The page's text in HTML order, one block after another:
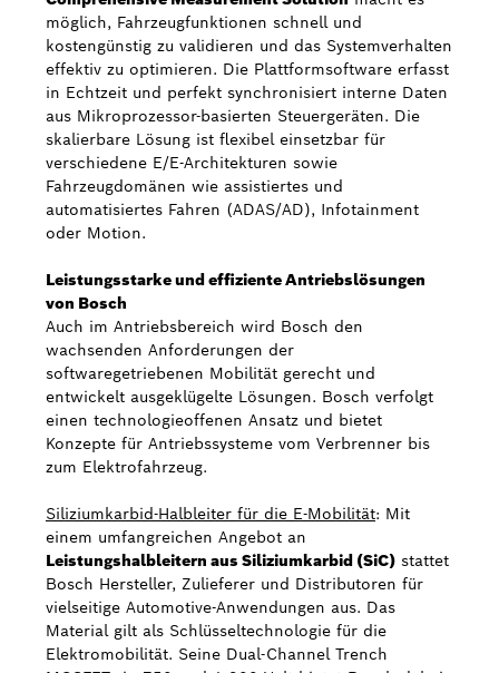
möglich, Fahrzeugfunktionen schnell und
kostengünstig zu validieren und das Systemverhalten
effektiv zu optimieren. Die Plattformsoftware erfasst
in Echtzeit und perfekt synchronisiert interne Daten
aus Mikroprozessor-basierten Steuergeräten. Die
skalierbare Lösung ist flexibel einsetzbar für
verschiedene E/E-Architekturen sowie
Fahrzeugdomänen wie assistiertes und
automatisiertes Fahren (ADAS/AD), Infotainment
oder Motion.
Leistungsstarke und effiziente Antriebslösungen
von Bosch
Auch im Antriebsbereich wird Bosch den
wachsenden Anforderungen der
softwaregetriebenen Mobilität gerecht und
entwickelt ausgeklügelte Lösungen. Bosch verfolgt
einen technologieoffenen Ansatz und bietet
Konzepte für Antriebssysteme vom Verbrenner bis
zum Elektrofahrzeug.
Siliziumkarbid-Halbleiter für die E-Mobilität: Mit
einem umfangreichen Angebot an
Leistungshalbleitern aus Siliziumkarbid (SiC) stattet
Bosch Hersteller, Zulieferer und Distributoren für
vielseitige Automotive-Anwendungen aus. Das
Material gilt als Schlüsseltechnologie für die
Elektromobilität. Seine Dual-Channel Trench